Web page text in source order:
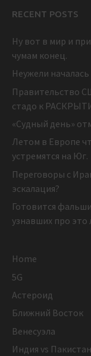
RECENT POSTS
Ну вот в мир и
чумам конец.
Неужели
Правительство
стадо к
«Судный день»
Летом в Европе
устремятся на Юг.
Переговоры с
эскалация?
Готовится
узнавших про
Home
5G
Астероид
Ближний Восток
Венесуэла
Индия vs Пакистан